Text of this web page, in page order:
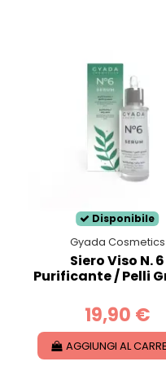
Disponibile
Gyada Cosmetics
Siero Viso N. 6
Purificante / Pelli
19,90 €
AGGIUNGI AL